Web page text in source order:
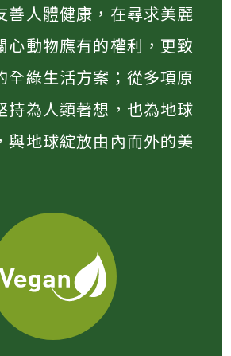
善人體健康，在尋求美麗
心動物應有的權利，更致
全綠生活方案；從多項原
持為人類著想，也為地球
與地球綻放由內而外的美